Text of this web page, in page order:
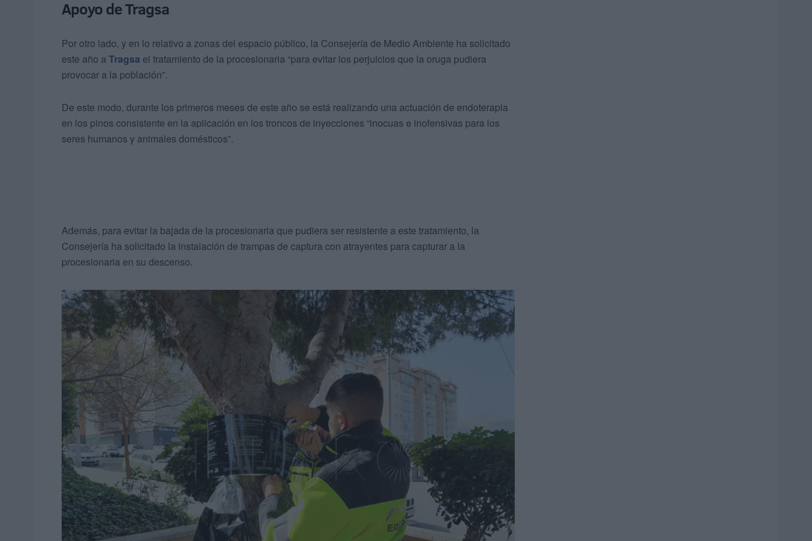
Apoyo de Tragsa
Por otro lado, y en lo relativo a zonas del espacio público, la Consejería de Medio Ambiente ha solicitado
este año a Tragsa el tratamiento de la procesionaria “para evitar los perjuicios que la oruga pudiera
provocar a la población”.
De este modo, durante los primeros meses de este año se está realizando una actuación de endoterapia
en los pinos consistente en la aplicación en los troncos de inyecciones “inocuas e inofensivas para los
seres humanos y animales domésticos”.
Además, para evitar la bajada de la procesionaria que pudiera ser resistente a este tratamiento, la
Consejería ha solicitado la instalación de trampas de captura con atrayentes para capturar a la
procesionaria en su descenso.